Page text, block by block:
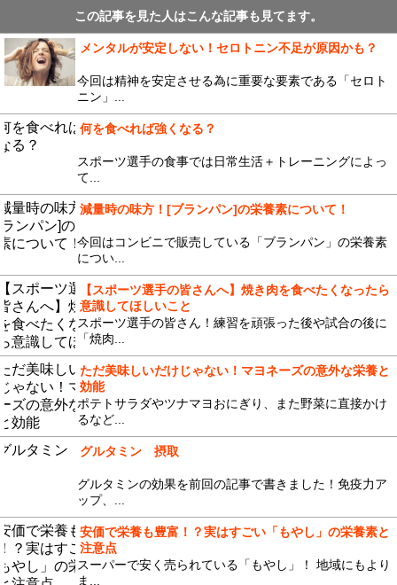
この記事を見た人はこんな記事も見てます。
メンタルが安定しない！セロトニン不足が原因かも？
今回は精神を安定させる為に重要な要素である「セロト
ニン」...
何を食べれば強くなる？
スポーツ選手の食事では日常生活＋トレーニングによっ
て...
減量時の味方！[ブランパン]の栄養素について！
今回はコンビニで販売している「ブランパン」の栄養素
につい...
【スポーツ選手の皆さんへ】焼き肉を食べたくなったら
意識してほしいこと
スポーツ選手の皆さん！練習を頑張った後や試合の後に
「焼肉...
ただ美味しいだけじゃない！マヨネーズの意外な栄養と
効能
ポテトサラダやツナマヨおにぎり、また野菜に直接かけ
るなど...
グルタミン 摂取
グルタミンの効果を前回の記事で書きました！免疫力ア
ップ、...
安価で栄養も豊富！？実はすごい「もやし」の栄養素と
注意点
スーパーで安く売られている「もやし」！ 地域にもより
ま...